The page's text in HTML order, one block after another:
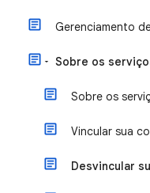
Gerenciamento
Sobre os
Sobre os
Vincular sua
Desvincular